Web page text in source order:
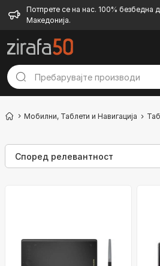
Потпрете се на нас. 100% безбедна
Македонија.
Мобилни, Таблети и Навигација